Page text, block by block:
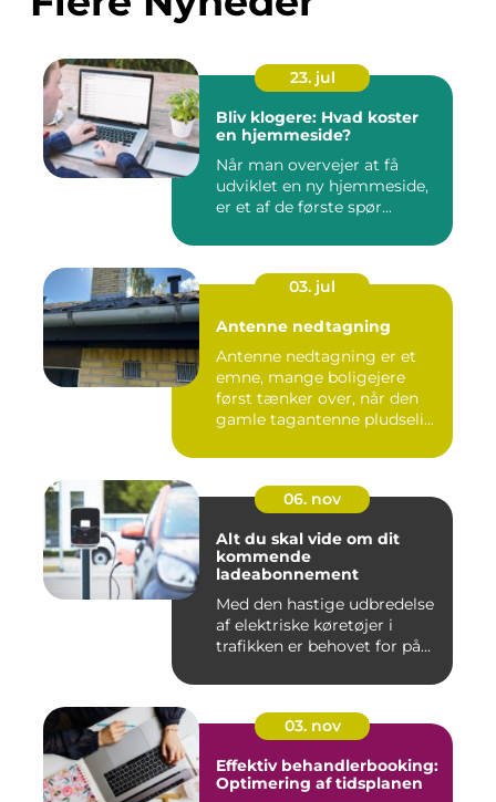
23. jul
Bliv klogere: Hvad koster
en hjemmeside?
Når man overvejer at få
udviklet en ny hjemmeside,
er et af de første spør...
03. jul
Antenne nedtagning
Antenne nedtagning er et
emne, mange boligejere
først tænker over, når den
gamle tagantenne pludseli...
06. nov
Alt du skal vide om dit
kommende
ladeabonnement
Med den hastige udbredelse
af elektriske køretøjer i
trafikken er behovet for på...
03. nov
Effektiv behandlerbooking:
Optimering af tidsplanen